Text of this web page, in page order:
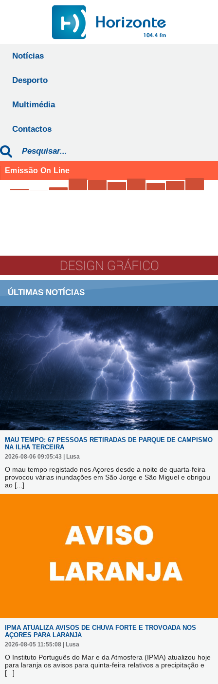
Notícias
Desporto
Multimédia
Contactos
Emissão On Line
ÚLTIMAS NOTÍCIAS
MAU TEMPO: 67 PESSOAS RETIRADAS DE PARQUE DE CAMPISMO
NA ILHA TERCEIRA
2026-08-06 09:05:43 | Lusa
O mau tempo registado nos Açores desde a noite de quarta-feira
provocou várias inundações em São Jorge e São Miguel e obrigou
ao [...]
IPMA ATUALIZA AVISOS DE CHUVA FORTE E TROVOADA NOS
AÇORES PARA LARANJA
2026-08-05 11:55:08 | Lusa
O Instituto Português do Mar e da Atmosfera (IPMA) atualizou hoje
para laranja os avisos para quinta-feira relativos a precipitação e
[...]